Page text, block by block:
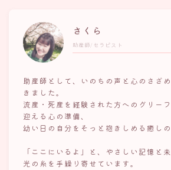
ホームページ作成日記
お知らせ・いのちの和だより
JOY（アリエル）との旅の記録
お客様の声ーVOICE
Q＆A
「セッション前に読んでおきたい
さくら
助産師/セラピスト
助産師として、いのちの声と心のさざ
きました。
流産・死産を経験された方へのグリー
迎える心の準備、
幼い日の自分をそっと抱きしめる癒し
「ここにいるよ」と、やさしい記憶と
光の糸を手繰り寄せています。